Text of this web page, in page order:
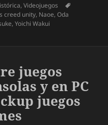
,Videojuegos
creed unity, Naoe,Oda
,Yoichi Wakui
Creed Shadows Collector’s
juegos
y en PC
juegos